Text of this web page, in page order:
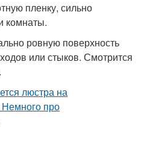
пленку, сильно
комнаты.
ровную поверхность
или стыков. Смотрится